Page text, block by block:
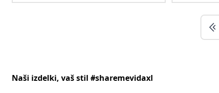
Naši izdelki, vaš stil #sharemevidaxl